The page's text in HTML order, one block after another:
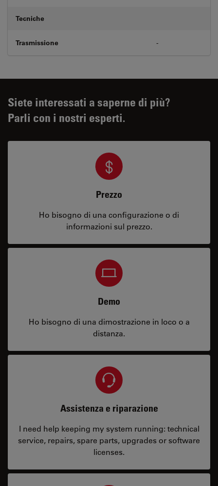
Tecniche
Trasmissione -
Siete interessati a saperne di più?
Parli con i nostri esperti.
Prezzo
Ho bisogno di una configurazione o di
informazioni sul prezzo.
Demo
Ho bisogno di una dimostrazione in loco o a
distanza.
Assistenza e riparazione
I need help keeping my system running: technical
service, repairs, spare parts, upgrades or software
licenses.